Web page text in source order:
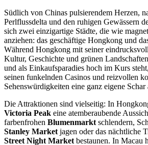
Südlich von Chinas pulsierendem Herzen,
Perlflussdelta und den ruhigen Gewässern
sich zwei einzigartige Städte, die wie
anziehen: das geschäftige Hongkong und
Während Hongkong mit seiner
Kultur, Geschichte und grünen
und als Einkaufsparadies hoch im Kurs
seinen funkelnden Casinos und reizvollen
Sehenswürdigkeiten eine ganz eigene Schar
Die Attraktionen sind vielseitig: In
Victoria Peak eine atemberaubende
farbenfrohen Blumenmarkt schlendern,
Stanley Market jagen oder das nächtliche
Street Night Market bestaunen. In Macau